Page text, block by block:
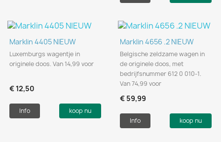
Marklin 4405 NIEUW
Luxemburgs wagentje in
originele doos. Van 14,99 voor
€ 12,50
Info koop nu
Marklin 4656 .2 NIEUW
Belgische zeldzame wagen in
de originele doos, met
bedrijfsnummer 612 0 010-1.
Van 74,99 voor
€ 59,99
Info koop nu